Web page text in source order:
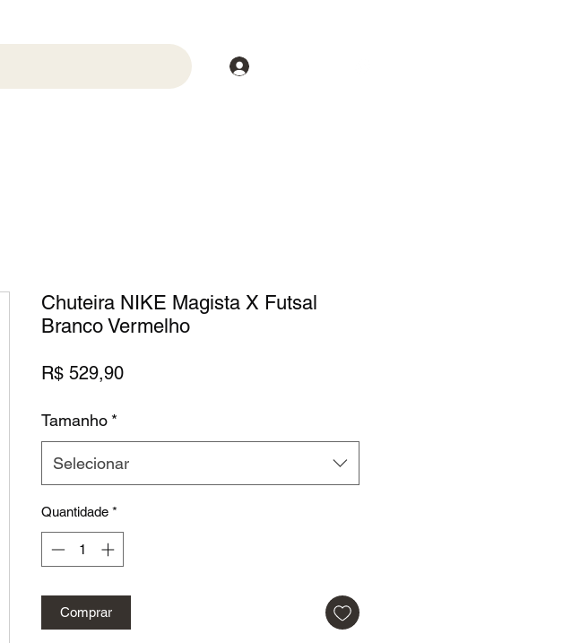
Chuteira NIKE Magista X Futsal
Branco Vermelho
R$ 529,90Preço
Tamanho *
Selecionar
Quantidade *
Comprar